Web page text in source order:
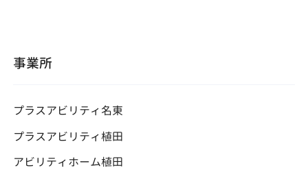
ョ
ン
事業所
プラスアビリティ名東
プラスアビリティ植田
アビリティホーム植田